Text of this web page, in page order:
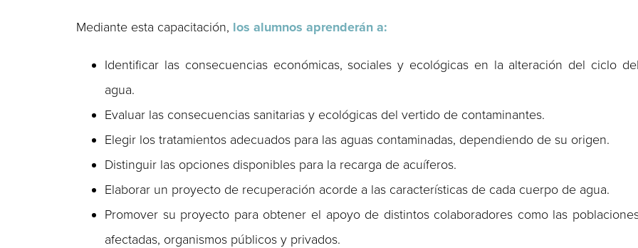
Mediante esta capacitación, los alumnos aprenderán a:
Identificar las consecuencias económicas, sociales y ecológicas en la alteración del ciclo
agua.
Evaluar las consecuencias sanitarias y ecológicas del vertido de contaminantes.
Elegir los tratamientos adecuados para las aguas contaminadas, dependiendo de su origen.
Distinguir las opciones disponibles para la recarga de acuíferos.
Elaborar un proyecto de recuperación acorde a las características de cada cuerpo de agua.
Promover su proyecto para obtener el apoyo de distintos colaboradores como las
afectadas, organismos públicos y privados.